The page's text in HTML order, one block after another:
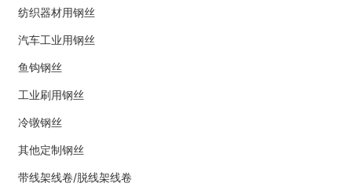
纺织器材用钢丝
汽车工业用钢丝
鱼钩钢丝
工业刷用钢丝
冷镦钢丝
其他定制钢丝
带线架线卷/脱线架线卷